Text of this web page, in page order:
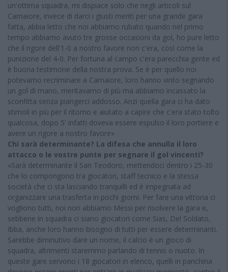
un'ottima squadra, mi dispiace solo che negli articoli sul
Camaiore, invece di darci i giusti meriti per una grande gara
fatta, abbia letto che noi abbiamo rubato quando nel primo
tempo abbiamo avuto tre grosse occasioni da gol, ho pure letto
che il rigore dell'1-0 a nostro favore non c'era, così come la
punizione del 4-0. Per fortuna al campo c'era parecchia gente ed
è buona testimone della nostra prova. Se è per quello noi
potevamo recriminare a Camaiore, loro hanno vinto segnando
un gol di mano, meritavamo di più ma abbiamo incassato la
sconfitta senza piangerci addosso. Anzi quella gara ci ha dato
stimoli in più per il ritorno e aiutato a capire che c'era stato tolto
qualcosa, dopo 5' infatti doveva essere espulso il loro portiere e
avere un rigore a nostro favore»
Chi sarà determinante? La difesa che annulla il loro
attacco o le vostre punte per segnare il gol vincenti?
«Sarà determinante il San Teodoro, mettendoci dentro i 25-30
che lo compongono tra giocatori, staff tecnico e la stessa
società che ci sta lasciando tranquilli ed è impegnata ad
organizzare una trasferta in pochi giorni. Per fare una vittoria ci
vogliono tutti, noi non abbiamo Messi per risolvere la gara e,
sebbene in squadra ci siano giocatori come Sias, Del Soldato,
Ibba, anche loro hanno bisogno di tutti per essere determinanti.
Sarebbe diminutivo dare un nome, il calcio è un gioco di
squadra, altrimenti staremmo parlando di tennis o nuoto. In
queste gare servono i 18 giocatori in elenco, quelli in panchina